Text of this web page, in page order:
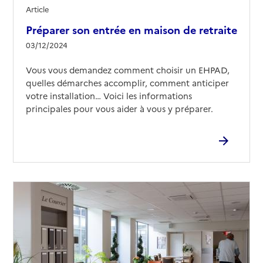
Mis à jour le : 12/09/2024
EHPAD Au Vert Feuillage
Adresse
25 rue du Faubourg de Béthune
59000- Lille
Rapport HAS
Voir les prix et prestations
Source des données : Finess n° 590035341
Mis à jour le : 12/09/2024
EHPAD L'accueil
Adresse
11 rue de la Briqueterie
Préparer son entrée en maison de retraite
03/12/2024
Article
Vous vous demandez comment choisir un EHPAD,
quelles démarches accomplir, comment anticiper
votre installation… Voici les informations
principales pour vous aider à vous y préparer.